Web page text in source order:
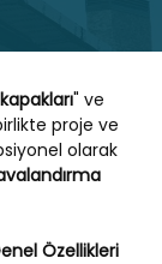
" ve
proje ve
olarak
Özellikleri